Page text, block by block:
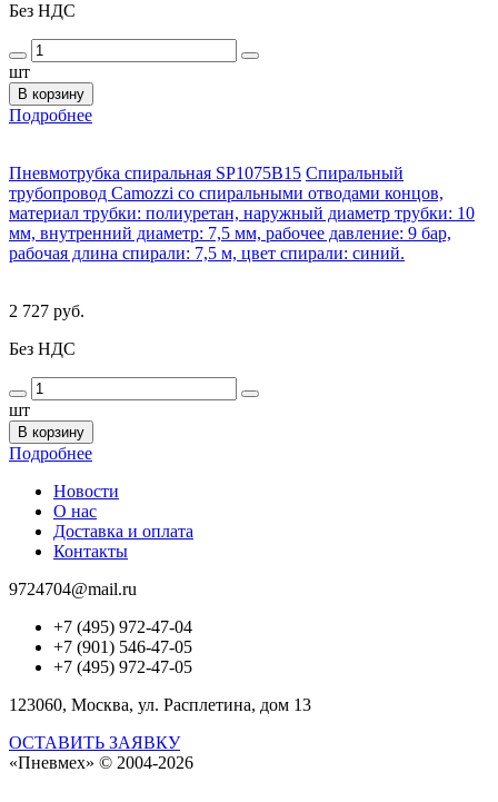
Без НДС
шт
В корзину
Подробнее
Пневмотрубка спиральная SP1075B15 Спиральный
трубопровод Camozzi со спиральными отводами концов,
материал трубки: полиуретан, наружный диаметр трубки: 10
мм, внутренний диаметр: 7,5 мм, рабочее давление: 9 бар,
рабочая длина спирали: 7,5 м, цвет спирали: синий.
2 727 руб.
Без НДС
шт
В корзину
Подробнее
Новости
О нас
Доставка и оплата
Контакты
9724704@mail.ru
+7 (495) 972-47-04
+7 (901) 546-47-05
+7 (495) 972-47-05
123060, Москва, ул. Расплетина, дом 13
ОСТАВИТЬ ЗАЯВКУ
«Пневмех» © 2004-2026